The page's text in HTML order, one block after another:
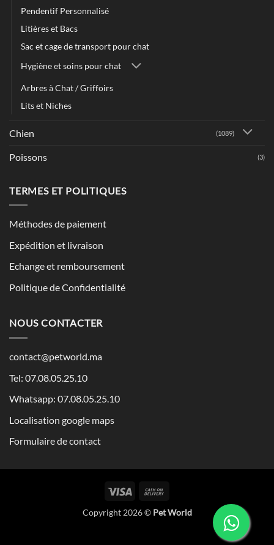
Pendentif Personnalisé
Litières et Bacs
Sac et cage de transport pour chat
Hygiène et soins pour chat
Arbres à Chat / Griffoirs
Lits et Niches
Chien (1089)
Poissons (3)
TERMES ET POLITIQUES
Méthodes de paiement
Expédition et livraison
Echange et remboursement
Politique de Confidentialité
NOUS CONTACTER
contact@petworld.ma
Tel: 07.08.05.25.10
Whatsapp: 07.08.05.25.10
Localisation google maps
Formulaire de contact
Visa
Delivery
Copyright 2026 © Pet World